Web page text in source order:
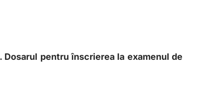
pentru înscrierea la examenul de